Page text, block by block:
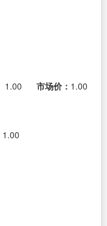
1.00 市场价： 1.00
1.00